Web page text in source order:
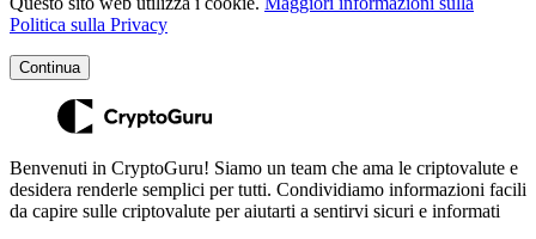
Politica sulla Privacy
Continua
Benvenuti in CryptoGuru! Siamo un team che ama le criptovalute e
desidera renderle semplici per tutti. Condividiamo informazioni facili
da capire sulle criptovalute per aiutarti a sentirvi sicuri e informati